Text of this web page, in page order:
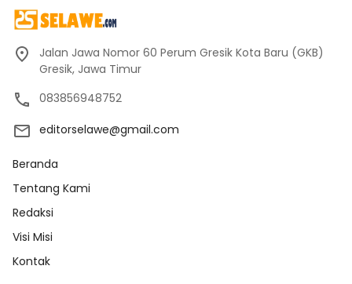
Jalan Jawa Nomor 60 Perum Gresik Kota Baru (GKB)
Gresik, Jawa Timur
083856948752
editorselawe@gmail.com
Beranda
Tentang Kami
Redaksi
Visi Misi
Kontak